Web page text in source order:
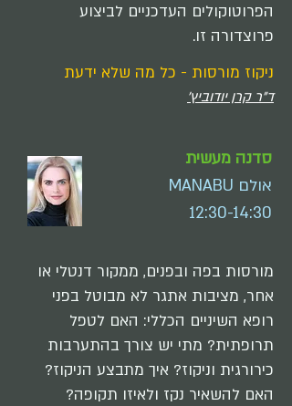
הפרוטוקולים העדכניים לביצוע
פרוצדורה זו.
ניקוז מורסות - כל מה שלא ידעת
ד"ר קרן יודוביץ'
סדנה מעשית
אולם MANABU
12:30-14:30
​מורסות בפה ובפנים, ממקור דנטלי או
אחר, מציבות אתגר לא מבוטל בפני
רופא השיניים הכללי: האם לטפל
תרופתית? מתי יש צורך בהתערבות
כירורגית וניקוז? איך מתבצע הניקוז?
האם להשאיר נקז ולאיזו תקופה?